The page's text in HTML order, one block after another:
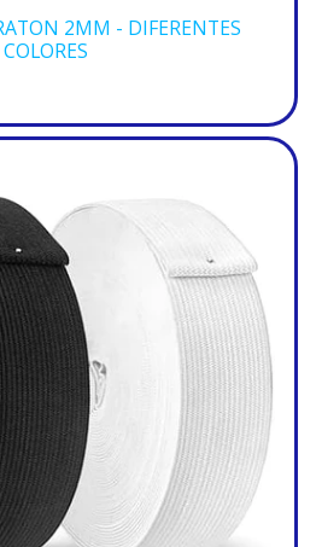
2MM - DIFERENTES
COLORES